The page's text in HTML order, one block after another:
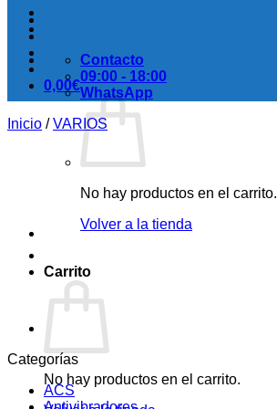
0,00€
No hay productos en el carrito.
Volver a la tienda
Carrito
No hay productos en el carrito.
Contacto
09:00 - 18:00
WhatsApp
Inicio / VARIOS
Categorías
ACS